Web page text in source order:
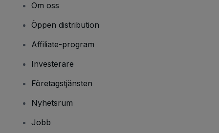
Om oss
Öppen distribution
Affiliate-program
Investerare
Företagstjänsten
Nyhetsrum
Jobb